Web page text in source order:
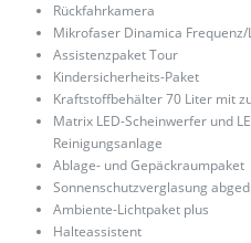
Rückfahrkamera
Mikrofaser Dinamica
Assistenzpaket Tour
Kindersicherheits-Paket
Kraftstoffbehälter 70 Liter mit
Matrix LED-Scheinwerfer und
Reinigungsanlage
Ablage- und Gepäckraumpaket
Sonnenschutzverglasung
Ambiente-Lichtpaket plus
Halteassistent